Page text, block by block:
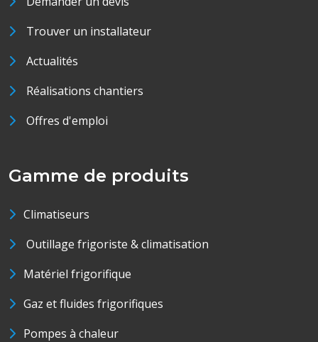
Trouver un installateur
Actualités
Réalisations chantiers
Offres d'emploi
Gamme de produits
Climatiseurs
Outillage frigoriste & climatisation
Matériel frigorifique
Gaz et fluides frigorifiques
Pompes à chaleur